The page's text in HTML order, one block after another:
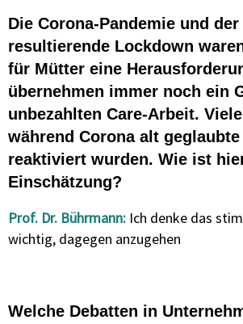
Die Corona-Pandemie und
resultierende Lockdown
für Mütter eine
übernehmen immer noch ein
unbezahlten Care-Arbeit.
während Corona alt
reaktiviert wurden. Wie ist
Einschätzung?
Prof. Dr. Bührmann: Ich denke das
wichtig, dagegen anzugehen
Welche Debatten in